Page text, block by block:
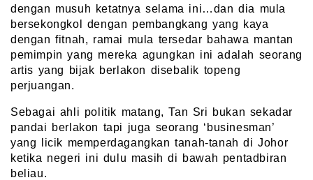
dengan musuh ketatnya selama ini…dan dia mula
bersekongkol dengan pembangkang yang kaya
dengan fitnah, ramai mula tersedar bahawa mantan
pemimpin yang mereka agungkan ini adalah seorang
artis yang bijak berlakon disebalik topeng
perjuangan.
Sebagai ahli politik matang, Tan Sri bukan sekadar
pandai berlakon tapi juga seorang ‘businesman’
yang licik memperdagangkan tanah-tanah di Johor
ketika negeri ini dulu masih di bawah pentadbiran
beliau.